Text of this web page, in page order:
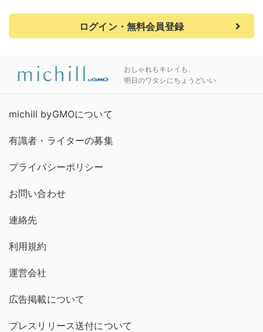
ログイン・無料会員登録
おしゃれもキレイも、
明日のワタシにちょうどいい
michill byGMOについて
有識者・ライターの募集
プライバシーポリシー
お問い合わせ
連絡先
利用規約
運営会社
広告掲載について
プレスリリース送付について